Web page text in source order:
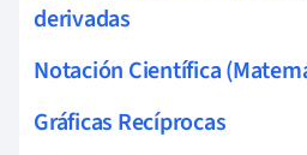
derivadas
Notación Científica
Gráficas Recíprocas